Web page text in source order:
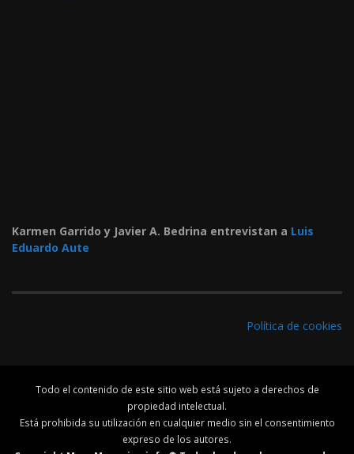
Karmen Garrido y Javier A. Bedrina entrevistan a Luis
Eduardo Aute
Política de cookies
Todo el contenido de este sitio web está sujeto a derechos de
propiedad intelectual.
Está prohibida su utilización en cualquier medio sin el consentimiento
expreso de los autores.